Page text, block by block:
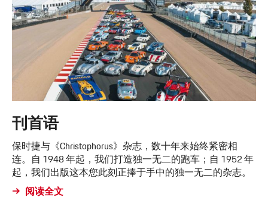
刊首语
保时捷与《Christophorus》杂志，数十年来始终紧密相
连。自 1948 年起，我们打造独一无二的跑车；自 1952 年
起，我们出版这本您此刻正捧于手中的独一无二的杂志。
阅读全文